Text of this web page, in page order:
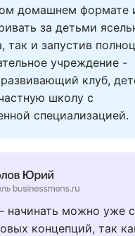
домашнем формате
за детьми
так и запустив
учреждение -
клуб,
школу с
специализацией.
начинать можно уже с
концепций, так